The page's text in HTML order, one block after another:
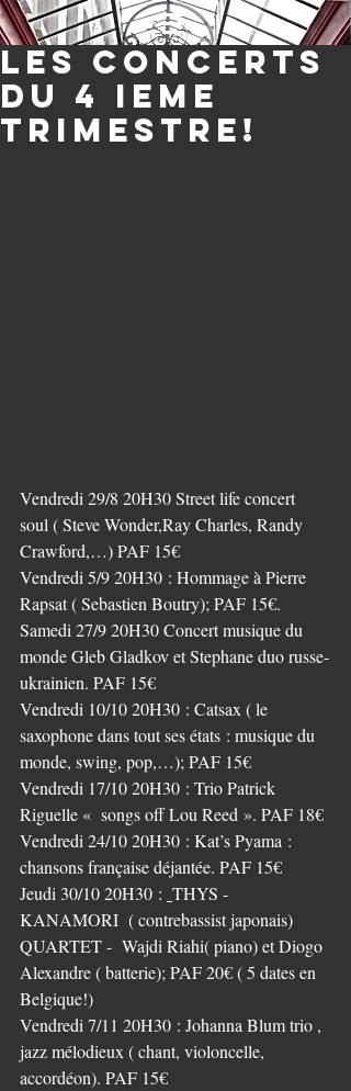
Les concerts
du 4 ieme
trimestrE!
Vendredi 29/8 20H30 Street life concert
soul ( Steve Wonder,Ray Charles, Randy
Crawford,…) PAF 15€
Vendredi 5/9 20H30 : Hommage à Pierre
Rapsat ( Sebastien Boutry); PAF 15€.
Samedi 27/9 20H30 Concert musique du
monde Gleb Gladkov et Stephane duo russe-
ukrainien. PAF 15€
Vendredi 10/10 20H30 : Catsax ( le
saxophone dans tout ses états : musique du
monde, swing, pop,…); PAF 15€
Vendredi 17/10 20H30 : Trio Patrick
Riguelle «  songs off Lou Reed ». PAF 18€
Vendredi 24/10 20H30 : Kat’s Pyama :
chansons française déjantée. PAF 15€
Jeudi 30/10 20H30 : THYS -
KANAMORI  ( contrebassist japonais)
QUARTET -  Wajdi Riahi( piano) et Diogo
Alexandre ( batterie); PAF 20€ ( 5 dates en
Belgique!)
Vendredi 7/11 20H30 : Johanna Blum trio ,
jazz mélodieux ( chant, violoncelle,
accordéon). PAF 15€